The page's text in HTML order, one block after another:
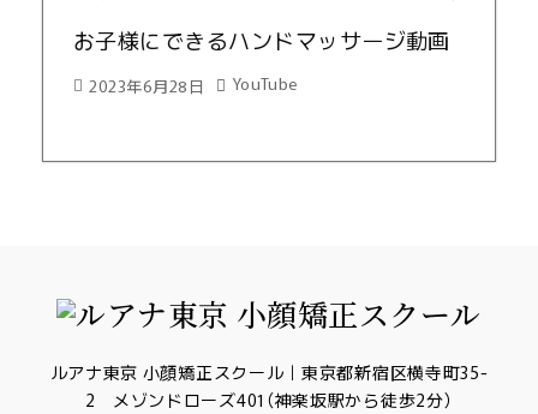
お子様にできるハンドマッサージ動画
2023年6月28日 YouTube
ルアナ東京 小顔矯正スクール｜東京都新宿区横寺町35-
2 メゾンドローズ401（神楽坂駅から徒歩2分）